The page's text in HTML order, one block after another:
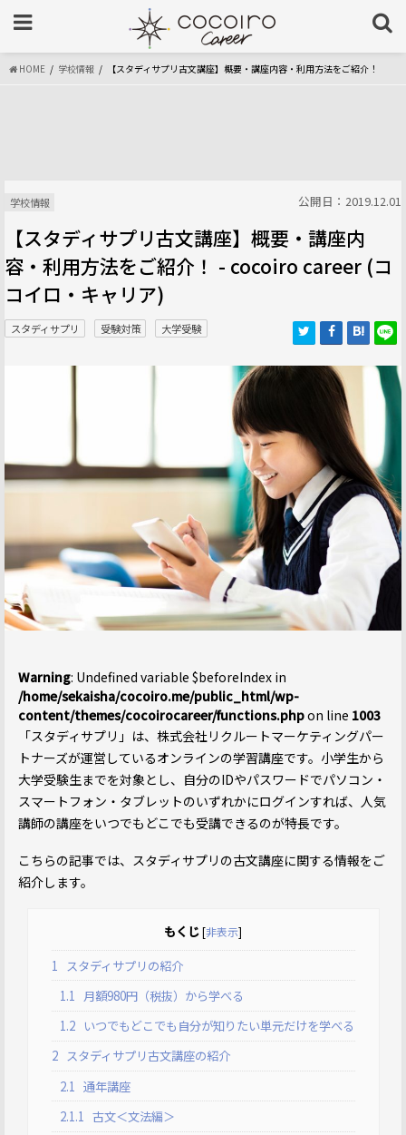
HOME 学校情報 【スタディサプリ古文講座】概要・講座内容・利用方法をご紹介！
学校情報 公開日：2019.12.01
【スタディサプリ古文講座】概要・講座内
容・利用方法をご紹介！ - cocoiro career (コ
コイロ・キャリア)
スタディサプリ 受験対策 大学受験
Warning: Undefined variable $beforeIndex in
/home/sekaisha/cocoiro.me/public_html/wp-
content/themes/cocoirocareer/functions.phpon line 1003
「スタディサプリ」は、株式会社リクルートマーケティングパー
トナーズが運営しているオンラインの学習講座です。小学生から
大学受験生までを対象とし、自分のIDやパスワードでパソコン・
スマートフォン・タブレットのいずれかにログインすれば、人気
講師の講座をいつでもどこでも受講できるのが特長です。
こちらの記事では、スタディサプリの古文講座に関する情報をご
紹介します。
もくじ[非表示]
1
スタディサプリの紹介
1.1 月額980円（税抜）から学べる
1.2 いつでもどこでも自分が知りたい単元だけを学べる
2 スタディサプリ古文講座の紹介
2.1
通年講座
2.1.1 古文＜文法編＞